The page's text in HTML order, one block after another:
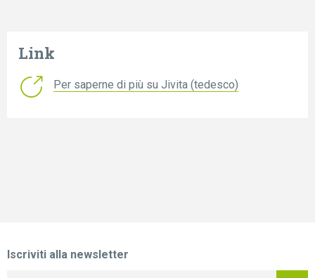
Link
Per saperne di più su Jivita (tedesco)
Iscriviti alla newsletter